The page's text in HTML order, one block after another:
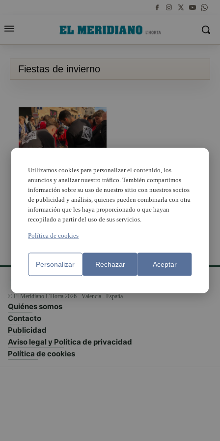
Fiestas de invierno
Els veïns de Foios
gaudeixen de la Festa
d’Hivern
© El Meridiano L'Horta 2026 - Valencia - España
Quiénes somos
Contacto
Publicidad
Aviso legal y Política de privacidad
Política de cookies
Utilizamos cookies para personalizar el contenido, los
anuncios y analizar nuestro tráfico. También compartimos
información sobre su uso de nuestro sitio con nuestros socios
de publicidad y análisis, quienes pueden combinarla con otra
información que les haya proporcionado o que hayan
recopilado a partir del uso de sus servicios.
Política de cookies
Personalizar Rechazar Aceptar